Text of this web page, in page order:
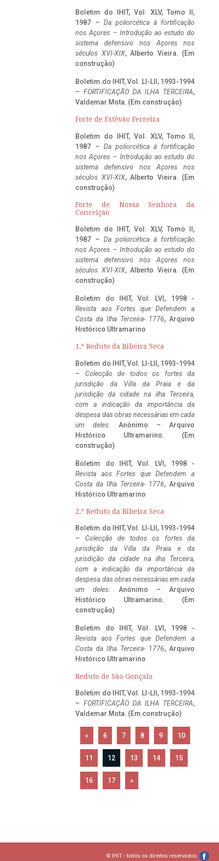
Boletim do IHIT, Vol. XLV, Tomo II,
1987 – Da poliorcética à fortificação
nos Açores – Introdução ao estudo do
sistema defensivo nos Açores nos
séculos XVI-XIX, Alberto Vieira. (Em
construção)
Boletim do IHIT, Vol. LI-LII, 1993-1994
– FORTIFICAÇÃO DA ILHA TERCEIRA,
Valdemar Mota. (Em construção)
Forte de Estêvão Ferreira
Boletim do IHIT, Vol. XLV, Tomo II,
1987 – Da poliorcética à fortificação
nos Açores – Introdução ao estudo do
sistema defensivo nos Açores nos
séculos XVI-XIX, Alberto Vieira. (Em
construção)
Forte de Nossa Senhora da
Conceição
Boletim do IHIT, Vol. XLV, Tomo II,
1987 – Da poliorcética à fortificação
nos Açores – Introdução ao estudo do
sistema defensivo nos Açores nos
séculos XVI-XIX, Alberto Vieira. (Em
construção)
Boletim do IHIT, Vol. LVI, 1998 -
Revista aos Fortes que Defendem a
Costa da Ilha Terceira- 1776, Arquivo
Histórico Ultramarino
1.º Reduto da Ribeira Seca
Boletim do IHIT, Vol. LI-LII, 1993-1994
– Colecção de todos os fortes da
jurisdição da Villa da Praia e da
jurisdição da cidade na ilha Terceira,
com a indicação da importância da
despesa das obras necessárias em cada
um deles. Anónimo – Arquivo
Histórico Ultramarino. (Em
construção)
Boletim do IHIT, Vol. LVI, 1998 -
Revista aos Fortes que Defendem a
Costa da Ilha Terceira- 1776, Arquivo
Histórico Ultramarino
2.º Reduto da Ribeira Seca
Boletim do IHIT, Vol. LI-LII, 1993-1994
– Colecção de todos os fortes da
jurisdição da Villa da Praia e da
jurisdição da cidade na ilha Terceira,
com a indicação da importância da
despesa das obras necessárias em cada
um deles. Anónimo – Arquivo
Histórico Ultramarino. (Em
construção)
Boletim do IHIT, Vol. LVI, 1998 -
Revista aos Fortes que Defendem a
Costa da Ilha Terceira- 1776, Arquivo
Histórico Ultramarino
Reduto de São Gonçalo
Boletim do IHIT, Vol. LI-LII, 1993-1994
– FORTIFICAÇÃO DA ILHA TERCEIRA,
Valdemar Mota. (Em construção)
« 6 7 8 9 10
11 12 13 14 15
16 17 »
© IHIT - todos os direitos reservados.